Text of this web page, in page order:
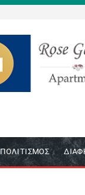
ΠΟΛΙΤΙΣΜΌΣ